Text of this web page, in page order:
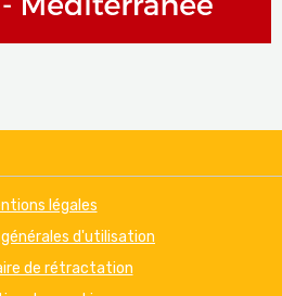
légales
d'utilisation
de rétractation